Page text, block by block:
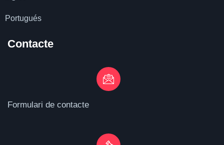
Portugués
Contacte
Formulari de contacte